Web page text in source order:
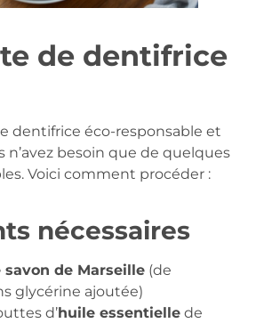
de dentifrice
dentifrice éco-responsable et
n’avez besoin que de quelques
Voici comment procéder :
nécessaires
de Marseille (de
glycérine ajoutée)
d’huile essentielle de